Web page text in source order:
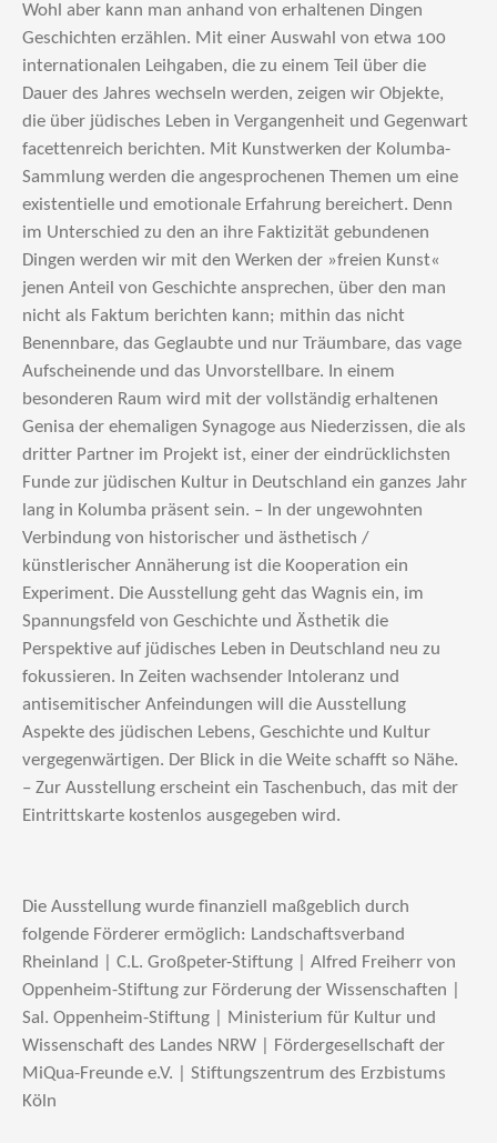
Wohl aber kann man anhand von erhaltenen Dingen
Geschichten erzählen. Mit einer Auswahl von etwa 100
internationalen Leihgaben, die zu einem Teil über die
Dauer des Jahres wechseln werden, zeigen wir Objekte,
die über jüdisches Leben in Vergangenheit und Gegenwart
facettenreich berichten. Mit Kunstwerken der Kolumba-
Sammlung werden die angesprochenen Themen um eine
existentielle und emotionale Erfahrung bereichert. Denn
im Unterschied zu den an ihre Faktizität gebundenen
Dingen werden wir mit den Werken der »freien Kunst«
jenen Anteil von Geschichte ansprechen, über den man
nicht als Faktum berichten kann; mithin das nicht
Benennbare, das Geglaubte und nur Träumbare, das vage
Aufscheinende und das Unvorstellbare. In einem
besonderen Raum wird mit der vollständig erhaltenen
Genisa der ehemaligen Synagoge aus Niederzissen, die als
dritter Partner im Projekt ist, einer der eindrücklichsten
Funde zur jüdischen Kultur in Deutschland ein ganzes Jahr
lang in Kolumba präsent sein. – In der ungewohnten
Verbindung von historischer und ästhetisch /
künstlerischer Annäherung ist die Kooperation ein
Experiment. Die Ausstellung geht das Wagnis ein, im
Spannungsfeld von Geschichte und Ästhetik die
Perspektive auf jüdisches Leben in Deutschland neu zu
fokussieren. In Zeiten wachsender Intoleranz und
antisemitischer Anfeindungen will die Ausstellung
Aspekte des jüdischen Lebens, Geschichte und Kultur
vergegenwärtigen. Der Blick in die Weite schafft so Nähe.
– Zur Ausstellung erscheint ein Taschenbuch, das mit der
Eintrittskarte kostenlos ausgegeben wird.
Die Ausstellung wurde finanziell maßgeblich durch
folgende Förderer ermöglich: Landschaftsverband
Rheinland | C.L. Großpeter-Stiftung | Alfred Freiherr von
Oppenheim-Stiftung zur Förderung der Wissenschaften |
Sal. Oppenheim-Stiftung | Ministerium für Kultur und
Wissenschaft des Landes NRW | Fördergesellschaft der
MiQua-Freunde e.V. | Stiftungszentrum des Erzbistums
Köln